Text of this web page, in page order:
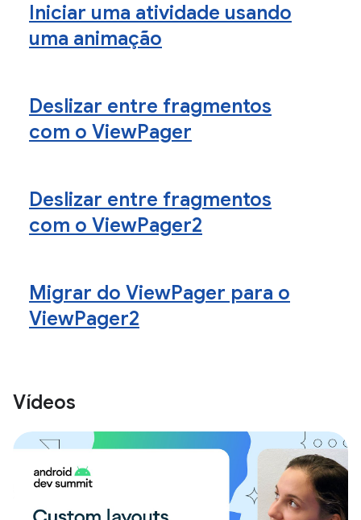
Iniciar uma atividade usando
uma animação
Deslizar entre fragmentos
com o ViewPager
Deslizar entre fragmentos
com o ViewPager2
Migrar do ViewPager para o
ViewPager2
Vídeos